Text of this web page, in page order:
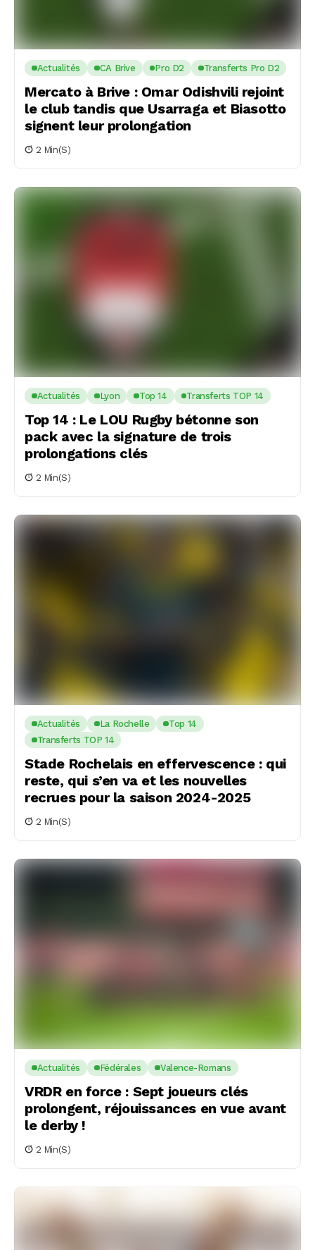
Actualités CA Brive Pro D2 Transferts Pro D2
Mercato à Brive : Omar Odishvili rejoint
le club tandis que Usarraga et Biasotto
signent leur prolongation
2 Min(s)
Actualités Lyon Top 14 Transferts TOP 14
Top 14 : Le LOU Rugby bétonne son
pack avec la signature de trois
prolongations clés
2 Min(s)
Actualités La Rochelle
Top 14
Transferts TOP 14
Stade Rochelais en effervescence : qui
reste, qui s’en va et les nouvelles
recrues pour la saison 2024-2025
2 Min(s)
Actualités Fédérales Valence-Romans
VRDR en force : Sept joueurs clés
prolongent, réjouissances en vue avant
le derby !
2 Min(s)